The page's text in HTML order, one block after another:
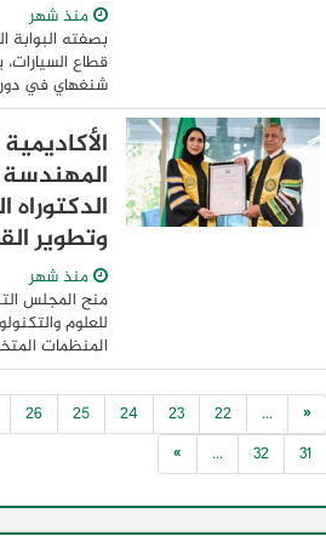
منذ شهر
بصفته البوابة
قطاع
شنغهاي في
الوطني
وتطوير
منذ شهر
منح المجلس
للعلوم
المنظمات
العربية،
آل مالك، مستشار
«
...
22
23
24
25
26
31
32
...
»